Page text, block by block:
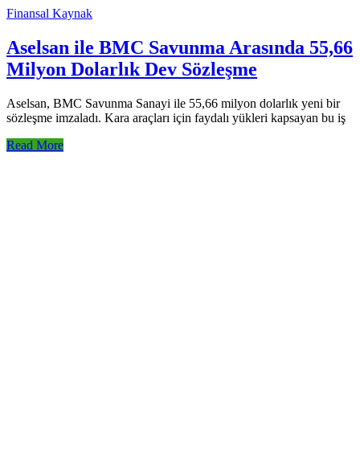
Finansal Kaynak
Aselsan ile BMC Savunma Arasında 55,66
Milyon Dolarlık Dev Sözleşme
Aselsan, BMC Savunma Sanayi ile 55,66 milyon dolarlık yeni bir
sözleşme imzaladı. Kara araçları için faydalı yükleri kapsayan bu iş
Read More